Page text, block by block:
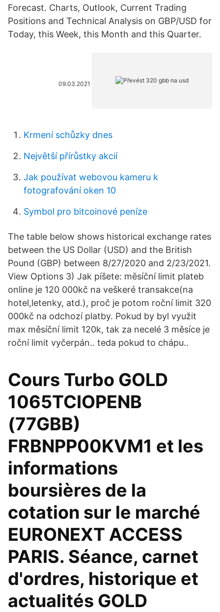
Forecast. Charts, Outlook, Current Trading
Positions and Technical Analysis on GBP/USD for
Today, this Week, this Month and this Quarter.
09.03.2021
Krmení schůzky dnes
Největší přírůstky akcií
Jak používat webovou kameru k
fotografování oken 10
Symbol pro bitcoinové peníze
The table below shows historical exchange rates
between the US Dollar (USD) and the British
Pound (GBP) between 8/27/2020 and 2/23/2021.
View Options 3) Jak píšete: měsíční limit plateb
online je 120 000kč na veškeré transakce(na
hotel,letenky, atd.), proč je potom roční limit 320
000kč na odchozí platby. Pokud by byl využit
max měsíční limit 120k, tak za necelé 3 měsíce je
roční limit vyčerpán.. teda pokud to chápu..
Cours Turbo GOLD
1065TCIOPENB
(77GBB)
FRBNPP00KVM1 et les
informations
boursières de la
cotation sur le marché
EURONEXT ACCESS
PARIS. Séance, carnet
d'ordres, historique et
actualités GOLD